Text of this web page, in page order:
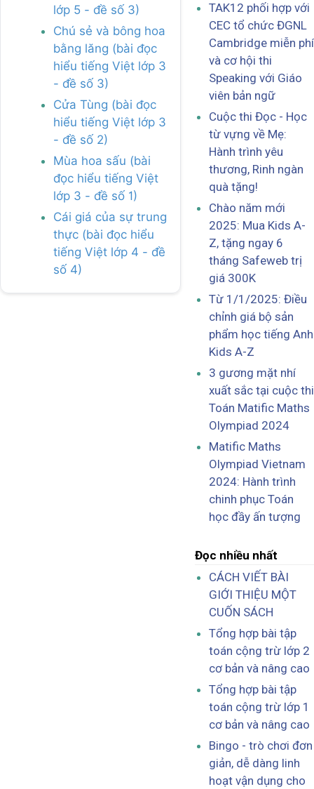
lớp 5 - đề số 3)
Chú sẻ và bông hoa
bằng lăng (bài đọc
hiểu tiếng Việt lớp 3
- đề số 3)
Cửa Tùng (bài đọc
hiểu tiếng Việt lớp 3
- đề số 2)
Mùa hoa sấu (bài
đọc hiểu tiếng Việt
lớp 3 - đề số 1)
Cái giá của sự trung
thực (bài đọc hiểu
tiếng Việt lớp 4 - đề
số 4)
TAK12 phối hợp với
CEC tổ chức ĐGNL
Cambridge miễn phí
và cơ hội thi
Speaking với Giáo
viên bản ngữ
Cuộc thi Đọc - Học
từ vựng về Mẹ:
Hành trình yêu
thương, Rinh ngàn
quà tặng!
Chào năm mới
2025: Mua Kids A-
Z, tặng ngay 6
tháng Safeweb trị
giá 300K
Từ 1/1/2025: Điều
chỉnh giá bộ sản
phẩm học tiếng Anh
Kids A-Z
3 gương mặt nhí
xuất sắc tại cuộc thi
Toán Matific Maths
Olympiad 2024
Matific Maths
Olympiad Vietnam
2024: Hành trình
chinh phục Toán
học đầy ấn tượng
Đọc nhiều nhất
CÁCH VIẾT BÀI
GIỚI THIỆU MỘT
CUỐN SÁCH
Tổng hợp bài tập
toán cộng trừ lớp 2
cơ bản và nâng cao
Tổng hợp bài tập
toán cộng trừ lớp 1
cơ bản và nâng cao
Bingo - trò chơi đơn
giản, dễ dàng linh
hoạt vận dụng cho